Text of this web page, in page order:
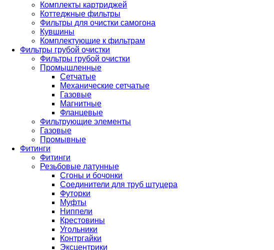
Комплекты картриджей
Коттеджные фильтры
Фильтры для очистки самогона
Кувшины
Комплектующие к фильтрам
Фильтры грубой очистки
Фильтры грубой очистки
Промышленные
Сетчатые
Механические сетчатые
Газовые
Магнитные
Фланцевые
Фильтрующие элементы
Газовые
Промывные
Фитинги
Фитинги
Резьбовые латунные
Сгоны и бочонки
Соединители для труб штуцера
Футорки
Муфты
Ниппели
Крестовины
Угольники
Контргайки
Эксцентрики